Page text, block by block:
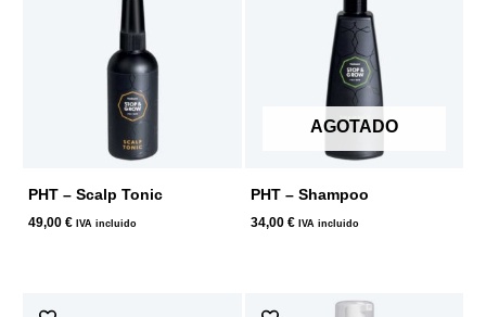
PHT – Scalp Tonic
49,00 € IVA incluido
AGOTADO
PHT – Shampoo
34,00 € IVA incluido